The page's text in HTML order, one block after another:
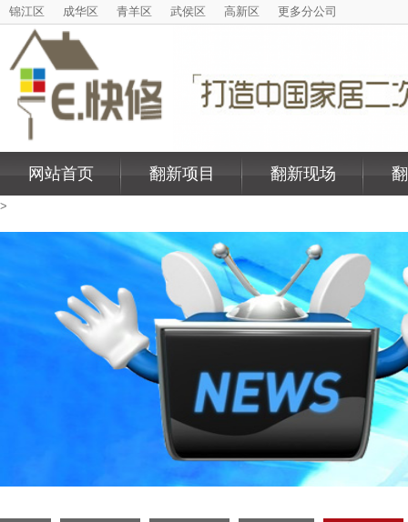
锦江区 成华区 青羊区 武侯区 高新区 更多分公司
网站首页 翻新项目 翻新现场
>